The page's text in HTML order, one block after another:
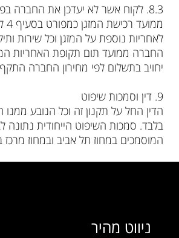
לאחריות נוספת על המזגן וכל שירות
החברה ממועד תום תקופת האחריות
יחויב בתשלום לפי מחירון החברה
9. דין וסמכות שיפוט
הדין החל על תקנון זה וכל הנובע ממנו
בלבד. סמכות השיפוט הייחודית
המוסמכים במחוז תל אביב ובמחוז מרכז
ניווט מהיר